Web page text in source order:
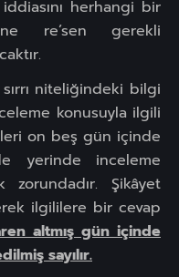
herhangi bir
re’sen gerekli
niteliğindeki bilgi
konusuyla ilgili
on beş gün içinde
yerinde inceleme
zorundadır. Şikâyet
ilgililere bir cevap
altmış gün içinde
sayılır.